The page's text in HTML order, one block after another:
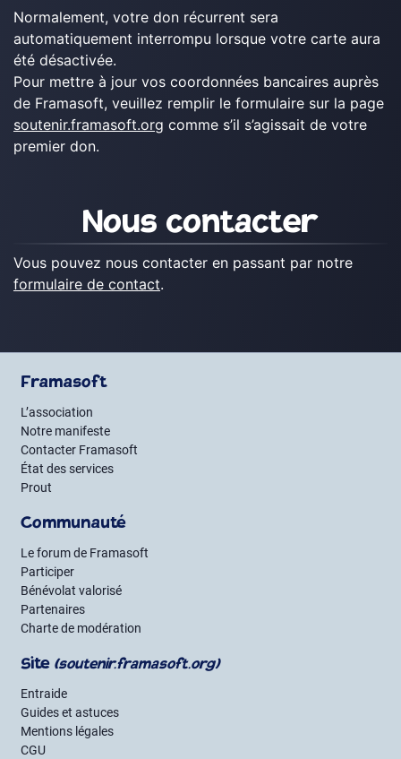
Normalement, votre don récurrent sera
automatiquement interrompu lorsque votre carte aura
été désactivée.
Pour mettre à jour vos coordonnées bancaires auprès
de Framasoft, veuillez remplir le formulaire sur la page
soutenir.framasoft.org comme s’il s’agissait de votre
premier don.
Nous contacter
Vous pouvez nous contacter en passant par notre
formulaire de contact.
Framasoft
L’association
Notre manifeste
Contacter Framasoft
État des services
Prout
Communauté
Le forum de Framasoft
Participer
Bénévolat valorisé
Partenaires
Charte de modération
Site (soutenir.framasoft.org)
Entraide
Guides et astuces
Mentions légales
CGU